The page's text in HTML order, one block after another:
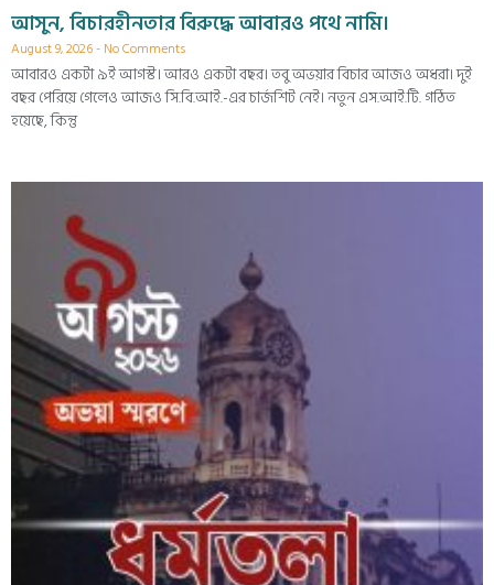
আসুন, বিচারহীনতার বিরুদ্ধে আবারও পথে নামি।
August 9, 2026 No Comments
আবারও একটা ৯ই আগস্ট। আরও একটা বছর। তবু অভয়ার বিচার আজও অধরা। দুই
বছর পেরিয়ে গেলেও আজও সি.বি.আই.-এর চার্জশিট নেই। নতুন এস.আই.টি. গঠিত
হয়েছে, কিন্তু